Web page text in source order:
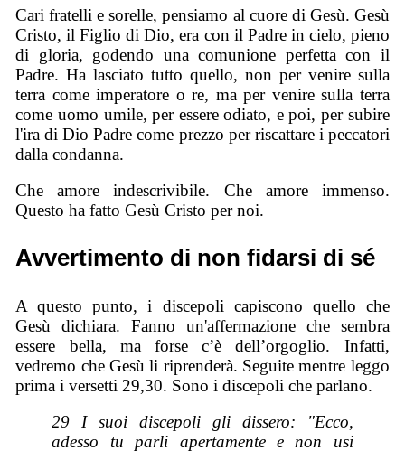
Cari fratelli e sorelle, pensiamo al cuore di Gesù. Gesù
Cristo, il Figlio di Dio, era con il Padre in cielo, pieno
di gloria, godendo una comunione perfetta con il
Padre. Ha lasciato tutto quello, non per venire sulla
terra come imperatore o re, ma per venire sulla terra
come uomo umile, per essere odiato, e poi, per subire
l'ira di Dio Padre come prezzo per riscattare i peccatori
dalla condanna.
Che amore indescrivibile. Che amore immenso.
Questo ha fatto Gesù Cristo per noi.
Avvertimento di non fidarsi di sé
A questo punto, i discepoli capiscono quello che
Gesù dichiara. Fanno un'affermazione che sembra
essere bella, ma forse c’è dell’orgoglio. Infatti,
vedremo che Gesù li riprenderà. Seguite mentre leggo
prima i versetti 29,30. Sono i discepoli che parlano.
29 I suoi discepoli gli dissero: "Ecco,
adesso tu parli apertamente e non usi